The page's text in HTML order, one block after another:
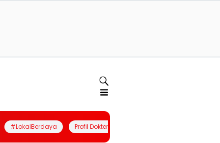
#LokalBerdaya Profil Dokter